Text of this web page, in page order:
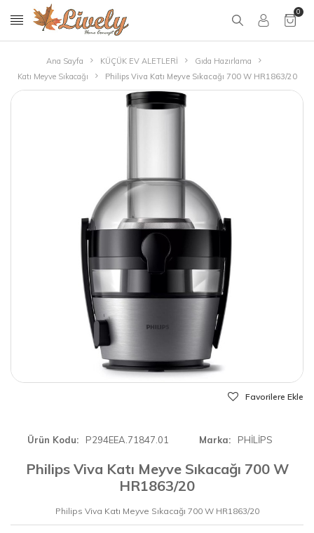
0
Ana Sayfa KÜÇÜK EV ALETLERİ
Gıda Hazırlama
Katı Meyve Sıkacağı
Philips Viva Katı Meyve Sıkacağı 700 W HR1863/20
Favorilere Ekle
Ürün Kodu P294EEA.71847.01 Marka PHİLİPS
Philips Viva Katı Meyve Sıkacağı 700 W
HR1863/20
Philips Viva Katı Meyve Sıkacağı 700 W HR1863/20